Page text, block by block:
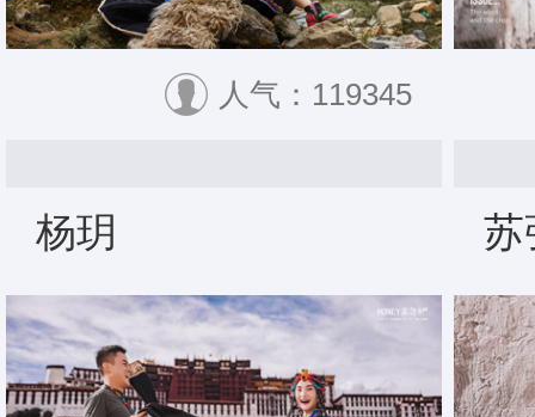
人气：119345
杨玥 苏